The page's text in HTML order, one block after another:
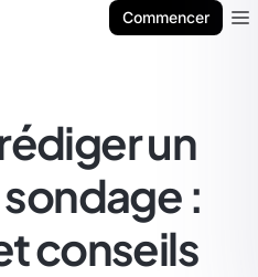
Commencer
un
:
conseils